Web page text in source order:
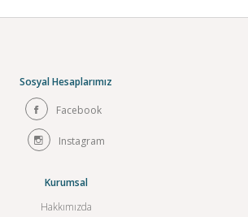
Sosyal Hesaplarımız
Facebook
Instagram
Kurumsal
Hakkımızda